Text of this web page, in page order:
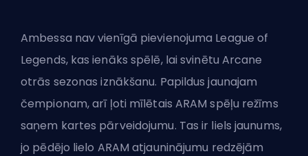
Ambessa nav vienīgā pievienojuma League of
Legends, kas ienāks spēlē, lai svinētu Arcane
otrās sezonas iznākšanu. Papildus jaunajam
čempionam, arī ļoti mīlētais ARAMspēļu režīms
saņem kartes pārveidojumu. Tas ir liels jaunums,
jo pēdējo lielo ARAM atjauninājumu redzējām